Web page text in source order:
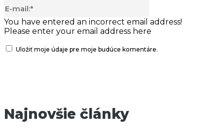
You have entered an incorrect email address!
Please enter your email address here
Uložiť moje údaje pre moje budúce komentáre.
Najnovšie články